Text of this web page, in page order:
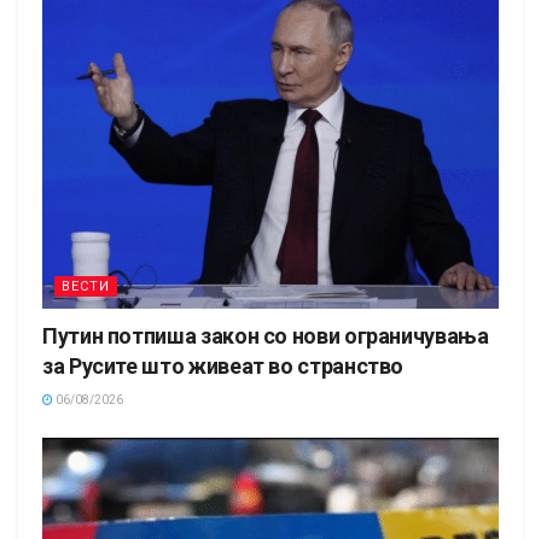
ВЕСТИ
Путин потпиша закон со нови ограничувања
за Русите што живеат во странство
06/08/2026